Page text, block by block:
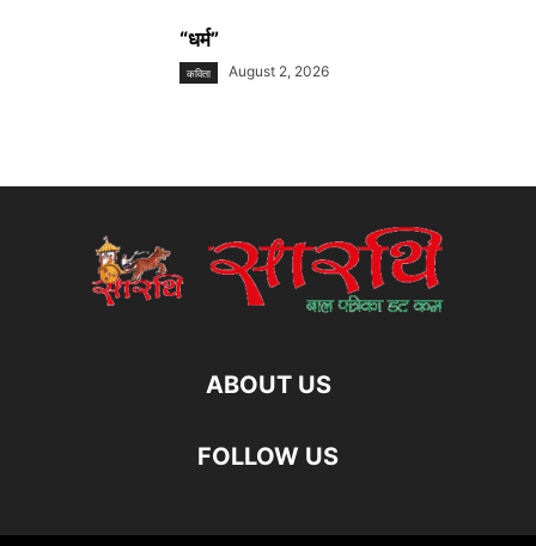
“धर्म”
कविता August 2, 2026
ABOUT US
FOLLOW US